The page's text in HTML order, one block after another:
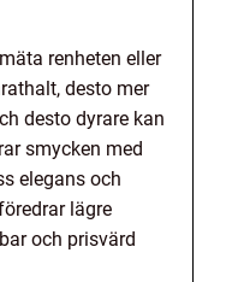
renheten eller
desto mer
desto dyrare kan
smycken med
elegans och
lägre
och prisvärd